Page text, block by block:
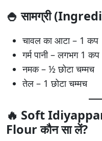
🍚 सामग्री
चावल का आटा – 1 कप
गर्म पानी – लगभग 1 कप
नमक – ½ छोटा चम्मच
तेल – 1 छोटा चम्मच
🔥 Soft
Flour कौन सा लें?